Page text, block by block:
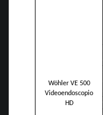
Wöhler VE 500
Videoendoscopio
HD